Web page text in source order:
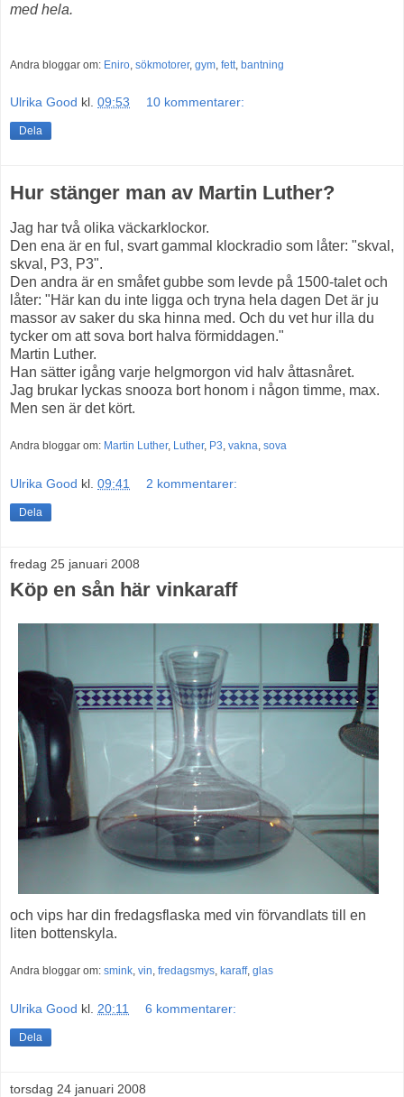
med hela.
Andra bloggar om: Eniro sökmotorer, gym fett bantning
Ulrika Good kl. 09:53 10 kommentarer:
Dela
Hur stänger man av Martin Luther?
Jag har två olika väckarklockor.
Den ena är en ful, svart gammal klockradio som låter: "skval,
skval, P3, P3".
Den andra är en småfet gubbe som levde på 1500-talet och
låter: "Här kan du inte ligga och tryna hela dagen Det är ju
massor av saker du ska hinna med. Och du vet hur illa du
tycker om att sova bort halva förmiddagen."
Martin Luther.
Han sätter igång varje helgmorgon vid halv åttasnåret.
Jag brukar lyckas snooza bort honom i någon timme, max.
Men sen är det kört.
Andra bloggar om: Martin Luther, Luther, P3, vakna, sova
Ulrika Good kl. 09:41 2 kommentarer:
Dela
fredag 25 januari 2008
Köp en sån här vinkaraff
och vips har din fredagsflaska med vin förvandlats till en
liten bottenskyla.
Andra bloggar om: smink, vin, fredagsmys, karaff, glas
Ulrika Good kl. 20:11 6 kommentarer:
Dela
torsdag 24 januari 2008